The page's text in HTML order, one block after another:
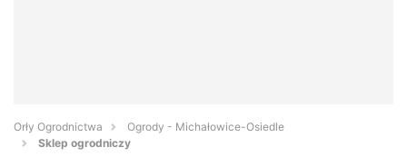
Orły Ogrodnictwa
Ogrody - Michałowice-Osiedle
Sklep ogrodniczy